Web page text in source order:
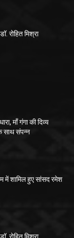
रोहित मिश्रा
माँ गंगा की दिव्य
साथ संपन्न
में शामिल हुए सांसद रमेश
रोहित मिश्रा